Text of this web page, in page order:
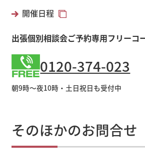
開催日程
出張個別相談会ご予約専用フリーコ
0120-374-023
朝9時～夜10時・土日祝日も受付中
そのほかのお問合せ